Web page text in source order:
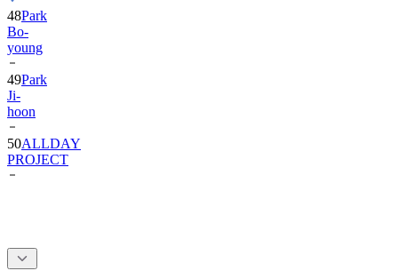
48Park
Bo-
young
49Park
Ji-
hoon
50ALLDAY
PROJECT